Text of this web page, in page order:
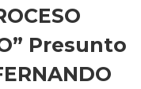
Presunto